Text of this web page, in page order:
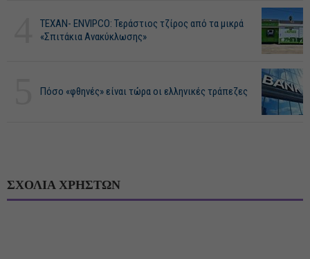
ΤΕΧΑΝ- ENVIPCO: Τεράστιος τζίρος από τα μικρά
«Σπιτάκια Ανακύκλωσης»
Πόσο «φθηνές» είναι τώρα οι ελληνικές τράπεζες
ΣΧΟΛΙΑ ΧΡΗΣΤΩΝ